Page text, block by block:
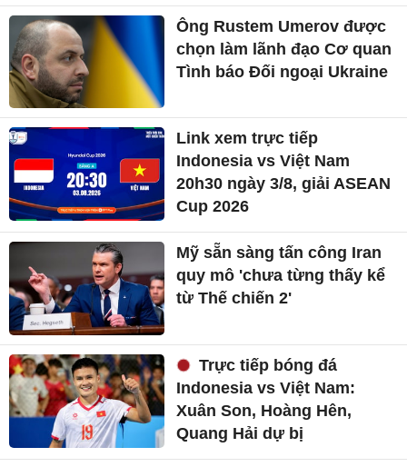
Ông Rustem Umerov được
chọn làm lãnh đạo Cơ quan
Tình báo Đối ngoại Ukraine
Link xem trực tiếp
Indonesia vs Việt Nam
20h30 ngày 3/8, giải ASEAN
Cup 2026
Mỹ sẵn sàng tấn công Iran
quy mô 'chưa từng thấy kể
từ Thế chiến 2'
Trực tiếp bóng đá
Indonesia vs Việt Nam:
Xuân Son, Hoàng Hên,
Quang Hải dự bị